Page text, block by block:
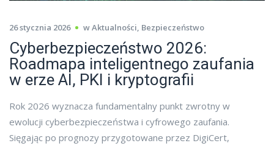
26 stycznia 2026 wAktualności, Bezpieczeństwo
Cyberbezpieczeństwo 2026:
Roadmapa inteligentnego zaufania
w erze AI, PKI i kryptografii
Rok 2026 wyznacza fundamentalny punkt zwrotny w
ewolucji cyberbezpieczeństwa i cyfrowego zaufania.
Sięgając po prognozy przygotowane przez DigiCert,